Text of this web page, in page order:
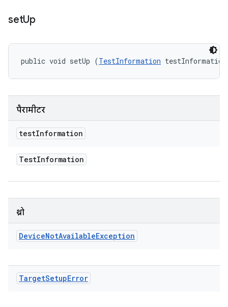
setUp
public void setUp (TestInformation
पैरामीटर
testInformation
TestInformation
थ्रो
DeviceNotAvailableException
TargetSetupError